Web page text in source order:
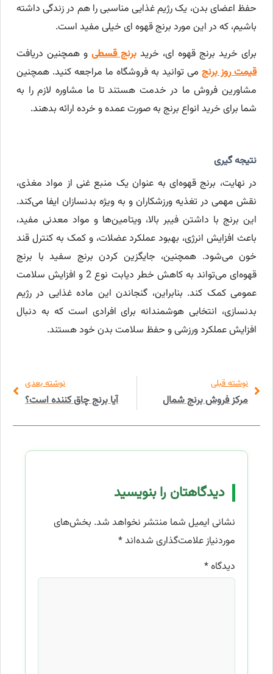
حفظ اعضای بدن، یک رژیم غذایی مناسبی را هم در زندگی داشته
باشیم، که در این مورد برنج قهوه ای خیلی مفید است.
برای خرید برنج قهوه ای، خرید برنج قسطی و همچنین دریافت
قیمت روز برنج می توانید به فروشگاه ما مراجعه کنید. همچنین
مشاورین فروش ما در خدمت هستند تا ما مشاوره لازم را به
شما برای خرید انواع برنج به صورت عمده و خرده ارائه بدهند.
نتیجه گیری
در نهایت، برنج قهوه‌ای به عنوان یک منبع غنی از مواد مغذی،
نقش مهمی در تغذیه ورزشکاران و به ویژه بدنسازان ایفا می‌کند.
این برنج با داشتن فیبر بالا، ویتامین‌ها و مواد معدنی مفید،
باعث افزایش انرژی، بهبود عملکرد عضلات، و کمک به کنترل قند
خون می‌شود. همچنین، جایگزین کردن برنج سفید با برنج
قهوه‌ای می‌تواند به کاهش خطر دیابت نوع 2 و افزایش سلامت
عمومی کمک کند. بنابراین، گنجاندن این ماده غذایی در رژیم
بدنسازی، انتخابی هوشمندانه برای افرادی است که به دنبال
افزایش عملکرد ورزشی و حفظ سلامت بدن خود هستند.
نوشته قبلی
مرکز فروش برنج شمال
نوشته بعدی
آیا برنج چاق کننده است؟
دیدگاهتان را بنویسید
نشانی ایمیل شما منتشر نخواهد شد. بخش‌های
موردنیاز علامت‌گذاری شده‌اند*
دیدگاه*